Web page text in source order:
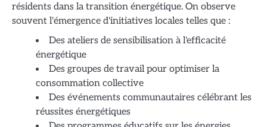
résidents dans la transition énergétique. On observe
souvent l'émergence d'initiatives locales telles que :
Des ateliers de sensibilisation à l'efficacité
énergétique
Des groupes de travail pour optimiser la
consommation collective
Des événements communautaires célébrant les
réussites énergétiques